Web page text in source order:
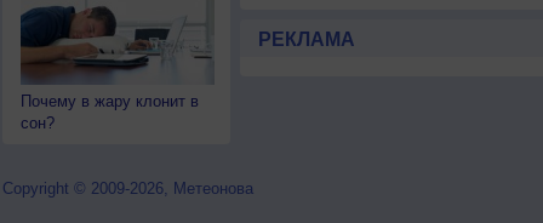
Почему в жару клонит в
сон?
РЕКЛАМА
Copyright © 2009-2026, Метеонова